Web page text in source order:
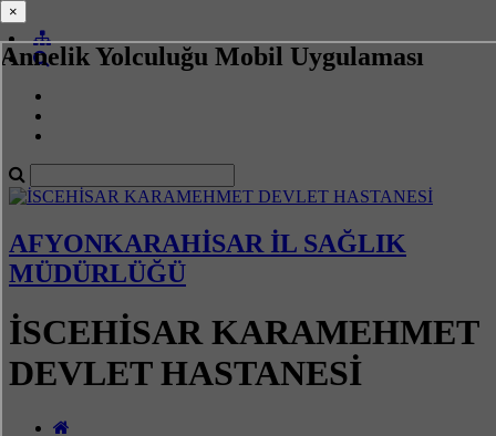
Annelik Yolculuğu Mobil Uygulaması
AFYONKARAHİSAR İL SAĞLIK
MÜDÜRLÜĞÜ
İSCEHİSAR KARAMEHMET
DEVLET HASTANESİ
×